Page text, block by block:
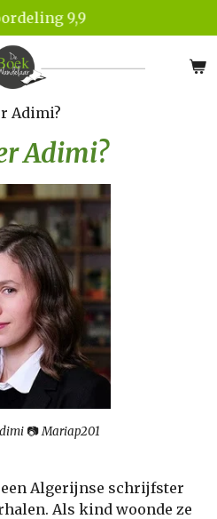
9,9
Adimi?
Adimi?
📷Mariap201
Algerijnse schrijfster
Als kind woonde ze